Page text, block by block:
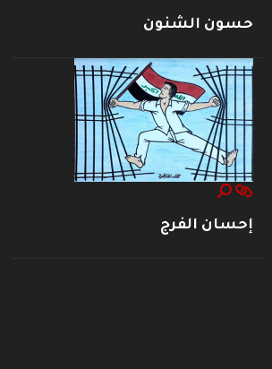
حسون الشنون
إحسان الفرج